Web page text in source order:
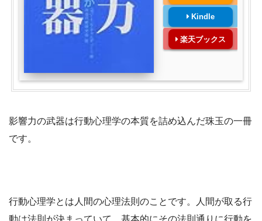
Kindle
楽天ブックス
影響力の武器は行動心理学の本質を詰め込んだ珠玉の一冊
です。
行動心理学とは人間の心理法則のことです。人間が取る行
動は法則が決まっていて、基本的にその法則通りに行動を